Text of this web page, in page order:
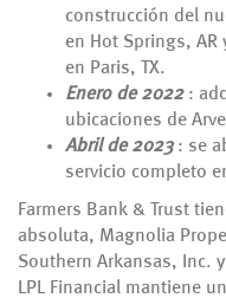
construcción del
en Hot Springs,
en Paris, TX.
Enero de 2022:
ubicaciones de
Abril de 2023: se
servicio completo
Farmers Bank & Trust
absoluta, Magnolia
Southern Arkansas, Inc.
LPL Financial mantiene